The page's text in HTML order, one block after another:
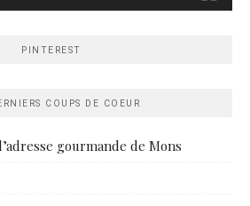
PINTEREST
COUPS DE COEUR
gourmande de Mons